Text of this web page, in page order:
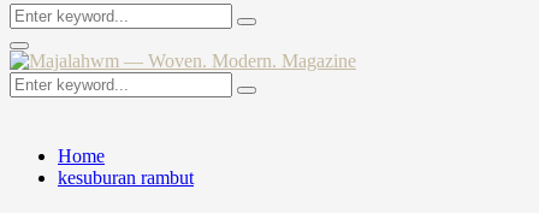
Search
for:
Search
Primary
Menu
Search
for:
Search
Home
kesuburan rambut